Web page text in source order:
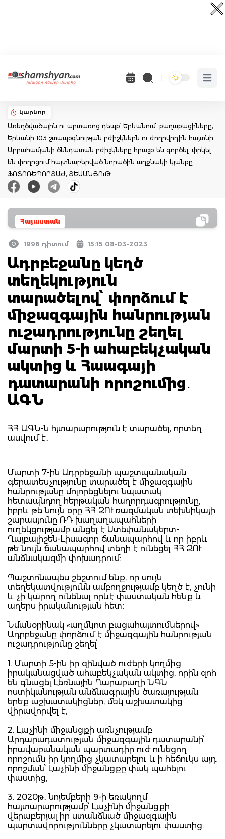
Open
կարևոր
Առեղծվածային ու արտառոց դեպք՝ Երևանում. քաղաքացիները,
Երևանի 103 շտապօգնության բժիշկներն ու ժողովրդին հայտնի
Աբրահամյանի ծննդատան բժիշկները հրաշք են գործել. փրկել
են փողոցում հայտնաբերված նորածին աղջնակի կյանքը.
ՖՈՏՈՌԵՊՈՐՏԱԺ, ՏԵՍԱՆՅՈւԹ
Հայաստան
1996 դիտում 15:15 08-03-2023
Ադրբեջանը կեղծ
տեղեկություն
տարածելով՝ փորձում է
միջազգային հանրության
ուշադրությունը շեղել
մարտի 5-ի ահաբեկչական
ակտից և Հաագայի
դատարանի որոշումից․
ԱԳՆ
ՀՀ ԱԳՆ-ն հյտարարություն է տարածել, որտեղ
ասվում է․
Մարտի 7-ին Ադրբեջանի պաշտպանական
գերատեսչությունը տարածել է միջազգային
հանրությանը մոլորեցնելու նպատակ
հետապնդող հերթական հաղորդագրությունը,
իբրև թե նույն օրը ՀՀ ԶՈՒ ռազմական տեխնիկայի
շարասյունը ՌԴ խաղաղապահների
ուղեկցությամբ անցել է Ստեփանակերտ-
Ղայբալիշեն-Լիսագոր ճանապարհով և որ իբրև
թե նույն ճանապարհով տեղի է ունեցել ՀՀ ԶՈՒ
անձնակազմի փոխադրում:
Պաշտոնապես շեշտում ենք, որ սույն
տեղեկատվությունն ամբողջությամբ կեղծ է, չունի
և չի կարող ունենալ որևէ փաստական հենք և
աղերս իրականության հետ։
Նմանօրինակ «աղմկոտ բացահայտումներով»
Ադրբեջանը փորձում է միջազգային հանրության
ուշադրությունը շեղել՝
1. Մարտի 5-ին իր զինված ուժերի կողմից
իրականացված ահաբեկչական ակտից, որին զոհ
են գնացել Լեռնային Ղարաբաղի ՆԳՆ
ոստիկանության անձնագրային ծառայության
երեք աշխատակիցներ, մեկ աշխատակից
վիրավորվել է,
2. Լաչինի միջանցքի առնչությամբ
Արդարադատության միջազգային դատարանի՝
իրավաբանական պարտադիր ուժ ունեցող
որոշումն իր կողմից չկատարելու և ի հեճուկս այդ
որոշման՝ Լաչինի միջանցքը փակ պահելու
փաստից,
3. 2020թ․ նոյեմբերի 9-ի եռակողմ
հայտարարությամբ՝ Լաչինի միջանցքի
վերաբերյալ իր ստանձնած միջազգային
պարտավորությունները չկատարելու փաստից: